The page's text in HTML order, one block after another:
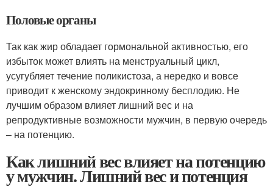
Половые органы
Так как жир обладает гормональной активностью, его
избыток может влиять на менструальный цикл,
усугубляет течение поликистоза, а нередко и вовсе
приводит к женскому эндокринному бесплодию. Не
лучшим образом влияет лишний вес и на
репродуктивные возможности мужчин, в первую очередь
– на потенцию.
Как лишний вес влияет на потенцию
у мужчин. Лишний вес и потенция